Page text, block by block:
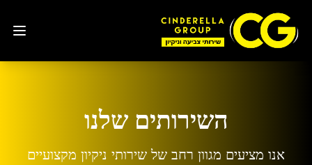
השירותים שלנו
אנו מציעים מגוון רחב של שירותי ניקיון מקצועיים